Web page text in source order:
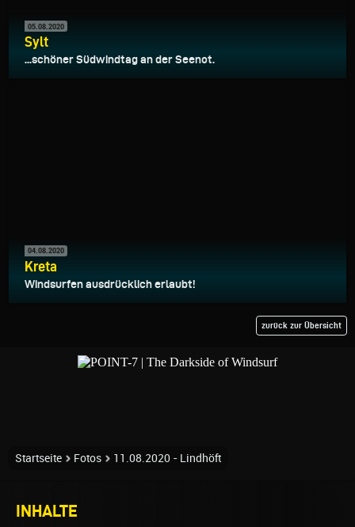
05.08.2020
Sylt
...schöner Südwindtag an der Seenot.
04.08.2020
Kreta
Windsurfen ausdrücklich erlaubt!
zurück zur Übersicht
Startseite Fotos 11.08.2020 - Lindhöft
INHALTE